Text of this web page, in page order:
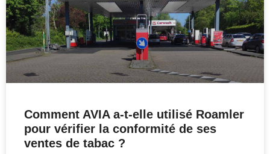
Comment AVIA a-t-elle utilisé Roamler
pour vérifier la conformité de ses
ventes de tabac ?